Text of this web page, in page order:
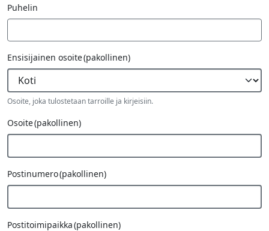
Puhelin
Ensisijainen osoite(pakollinen)
Osoite, joka tulostetaan tarroille ja kirjeisiin.
Password
Key
Osoite(pakollinen)
Postinumero(pakollinen)
Postitoimipaikka(pakollinen)